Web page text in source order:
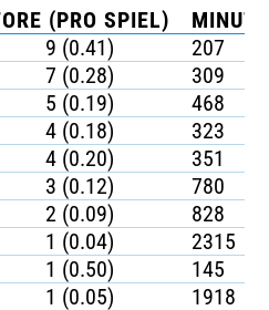
(PRO SPIEL)
9 (0.41)
207
7 (0.28)
309
5 (0.19)
468
4 (0.18)
323
4 (0.20)
351
3 (0.12)
780
2 (0.09)
828
1 (0.04)
2315
1 (0.50)
145
1 (0.05) 1918